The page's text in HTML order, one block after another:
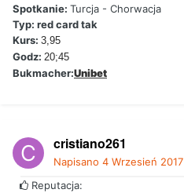
Spotkanie: Turcja - Chorwacja
Typ: red card tak
Kurs: 3,95
Godz: 20;45
Bukmacher:Unibet
cristiano261
Napisano 4 Wrzesień 2017
Reputacja: